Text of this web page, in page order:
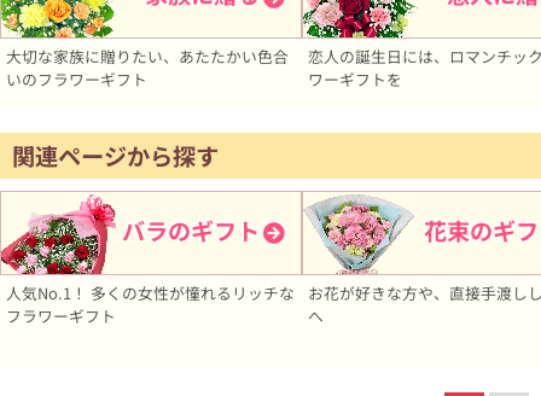
大切な家族に贈りたい、あたたかい色合
いのフラワーギフト
恋人の誕生日には、ロマンチッ
ワーギフトを
関連ページから探す
バラのギフト
人気No.1！ 多くの女性が憧れるリッチな
フラワーギフト
花束のギ
お花が好きな方や、直接手渡し
へ